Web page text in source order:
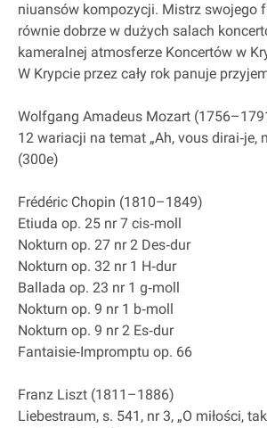
niuansów kompozycji. Mistrz swojego
równie dobrze w dużych salach
kameralnej atmosferze Koncertów w
W Krypcie przez cały rok panuje
Wolfgang Amadeus Mozart
12 wariacji na temat „Ah, vous dirai‐je,
(300e)
Frédéric Chopin (1810–1849)
Etiuda op. 25 nr 7 cis‐moll
Nokturn op. 27 nr 2 Des‐dur
Nokturn op. 32 nr 1 H‐dur
Ballada op. 23 nr 1 g‐moll
Nokturn op. 9 nr 1 b‐moll
Nokturn op. 9 nr 2 Es‐dur
Fantaisie‐Impromptu op. 66
Franz Liszt (1811–1886)
Liebestraum, s. 541, nr 3, „O miłości,